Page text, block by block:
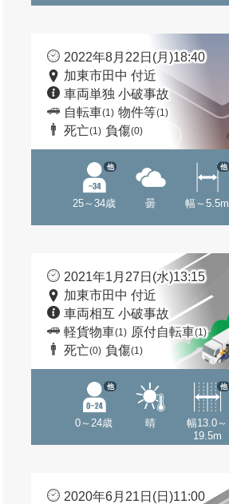
2022年8月22日(月)18:40
加東市田中 付近
車両単独 小破事故
自転車(1) 物件等(1)
死亡(1) 負傷(0)
25～34歳
他
曇 幅～5.5m
他
2021年1月27日(水)13:15
加東市田中 付近
車両相互 小破事故
軽貨物車(1) 原付自転車(1)
死亡(0) 負傷(1)
0～24歳
他
晴
幅13.0～
19.5m
他
2020年6月21日(日)11:00